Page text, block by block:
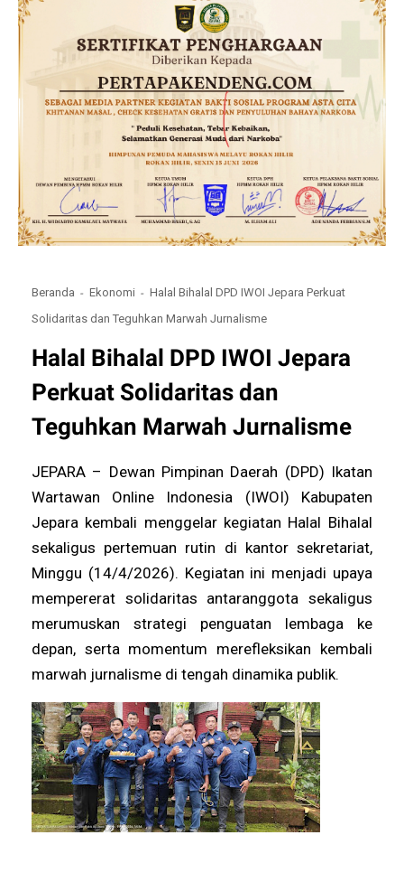
Beranda Ekonomi
Halal Bihalal DPD IWOI Jepara Perkuat
Solidaritas dan Teguhkan Marwah Jurnalisme
Halal Bihalal DPD IWOI Jepara
Perkuat Solidaritas dan
Teguhkan Marwah Jurnalisme
JEPARA – Dewan Pimpinan Daerah (DPD) Ikatan
Wartawan Online Indonesia (IWOI) Kabupaten
Jepara kembali menggelar kegiatan Halal Bihalal
sekaligus pertemuan rutin di kantor sekretariat,
Minggu (14/4/2026). Kegiatan ini menjadi upaya
mempererat solidaritas antaranggota sekaligus
merumuskan strategi penguatan lembaga ke
depan, serta momentum merefleksikan kembali
marwah jurnalisme di tengah dinamika publik.